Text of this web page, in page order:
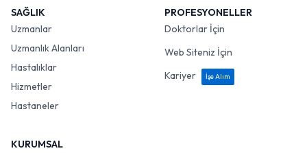
SAĞLIK
Uzmanlar
Uzmanlık Alanları
Hastalıklar
Hizmetler
Hastaneler
PROFESYONELLER
Doktorlar İçin
Web Siteniz İçin
Kariyer
İşe Alım
KURUMSAL